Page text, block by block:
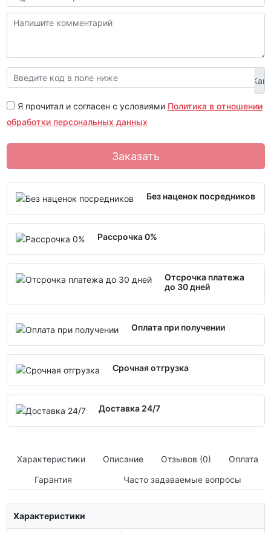
Я прочитал и согласен с условиями Политика в отношении
обработки персональных данных
Заказать
Без наценок посредников
Рассрочка 0%
Отсрочка платежа
до 30 дней
Оплата при получении
Срочная отгрузка
Доставка 24/7
Характеристики Описание Отзывов (0)
Оплата
Гарантия
Часто задаваемые вопросы
Характеристики